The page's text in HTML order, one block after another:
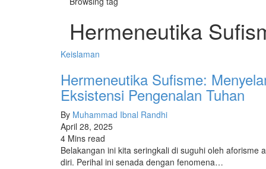
Hermeneutika
Keislaman
Hermeneutika Sufisme:
Eksistensi Pengenalan Tuhan
By Muhammad Ibnal Randhi
April 28, 2025
4 Mins read
Belakangan ini kita seringkali di suguhi oleh
diri. Perihal ini senada dengan fenomena…